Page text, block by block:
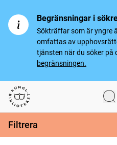
Begränsningar i
Sökträffar som är yngre
omfattas av
tjänsten när du söker på
begränsningen.
Svenska tidningar
Filtrera